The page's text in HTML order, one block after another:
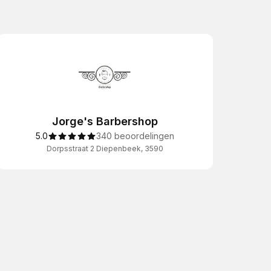
Jorge's Barbershop
5.0 340 beoordelingen
Dorpsstraat 2 Diepenbeek, 3590